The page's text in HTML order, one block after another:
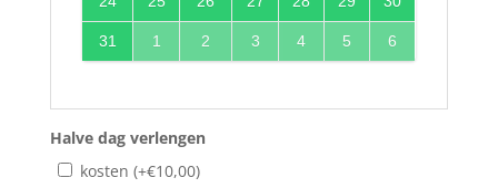
31 1 2 3 4 5 6
Halve dag verlengen
kosten (+€10,00)